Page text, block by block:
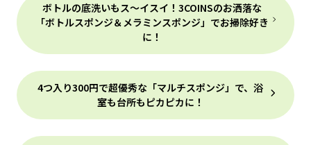
ボトルの底洗いもス～イスイ！3COINSのお洒落な
「ボトルスポンジ＆メラミンスポンジ」でお掃除好き
に！
4つ入り300円で超優秀な「マルチスポンジ」で、浴
室も台所もピカピカに！